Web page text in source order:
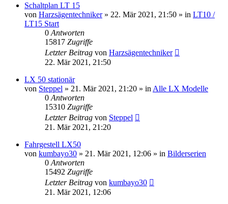
Schaltplan LT 15
von Harzsägentechniker» 22. Mär 2021, 21:50 » in LT10 /
LT15 Start
0 Antworten
15817 Zugriffe
Letzter Beitrag von Harzsägentechniker
22. Mär 2021, 21:50
LX 50 stationär
von Steppel » 21. Mär 2021, 21:20 » in Alle LX Modelle
0 Antworten
15310 Zugriffe
Letzter Beitrag von Steppel
21. Mär 2021, 21:20
Fahrgestell LX50
von kumbayo30 » 21. Mär 2021, 12:06 » in Bilderserien
0 Antworten
15492 Zugriffe
Letzter Beitrag von kumbayo30
21. Mär 2021, 12:06